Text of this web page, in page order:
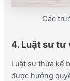
Các
4. Luật sư tư
Luật sư thừa kế
được hưởng